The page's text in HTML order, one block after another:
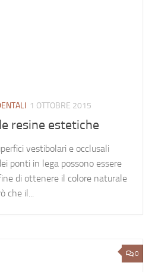
1 OTTOBRE 2015
resine estetiche
vestibolari e occlusali
ponti in lega possono essere
di ottenere il colore naturale
che il...
0